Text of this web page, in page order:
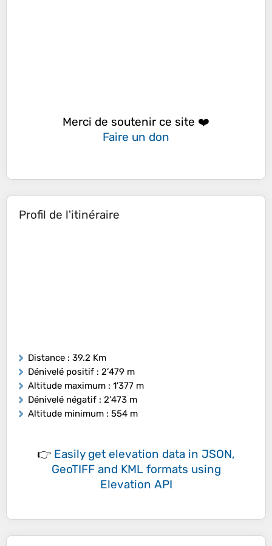
Merci de soutenir ce site ❤️
Faire un don
Profil de l'itinéraire
Distance : 39.2 Km
Dénivelé positif : 2’479 m
Altitude maximum : 1’377 m
Dénivelé négatif : 2’473 m
Altitude minimum : 554 m
👉 Easily get elevation data in JSON,
GeoTIFF and KML formats using
Elevation API